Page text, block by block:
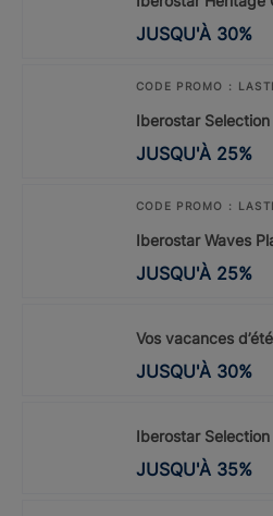
JUSQU'À 30%
CODE PROMO :
Iberostar
JUSQU'À 25%
CODE PROMO :
Iberostar Waves
JUSQU'À 25%
Vos vacances d’été
JUSQU'À 30%
Iberostar Selection
JUSQU'À 35%